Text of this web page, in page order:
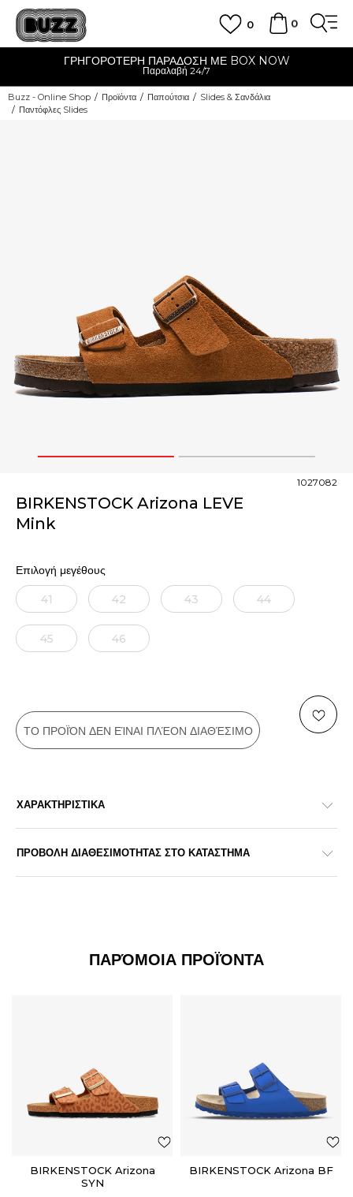
0
0
ΓΡΗΓΟΡΟΤΕΡΗ ΠΑΡΑΔΟΣΗ ΜΕ BOX NOW
Παραλαβή 24/7
Buzz - Online Shop Προϊόντα Παπούτσια
Slides & Σανδάλια
Παντόφλες Slides
1 2
BIRKENSTOCK Arizona LEVE
Mink
1027082
Επιλογή μεγέθους
41 42 43 44
45 46
ΤΟ ΠΡΟΪΌΝ ΔΕΝ ΕΊΝΑΙ ΠΛΈΟΝ ΔΙΑΘΈΣΙΜΟ
ΧΑΡΑΚΤΗΡΙΣΤΙΚΑ
ΠΡΟΒΟΛΗ ΔΙΑΘΕΣΙΜΟΤΗΤΑΣ ΣΤΟ ΚΑΤΑΣΤΗΜΑ
ΠΑΡΌΜΟΙΑ ΠΡΟΪΌΝΤΑ
BIRKENSTOCK Arizona
SYN
BIRKENSTOCK Arizona BF